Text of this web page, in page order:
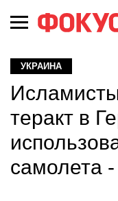
УКРАИНА
теракт в
самолета